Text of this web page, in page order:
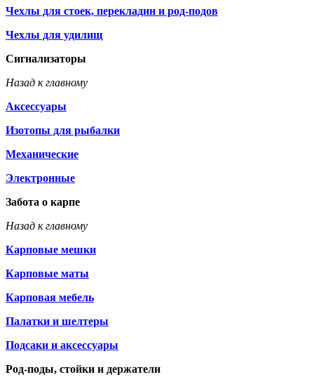
Чехлы для стоек, перекладин и род-подов
Чехлы для удилищ
Сигнализаторы
Назад к главному
Аксессуары
Изотопы для рыбалки
Механические
Электронные
Забота о карпе
Назад к главному
Карповые мешки
Карповые маты
Карповая мебель
Палатки и шелтеры
Подсаки и аксессуары
Род-поды, стойки и держатели